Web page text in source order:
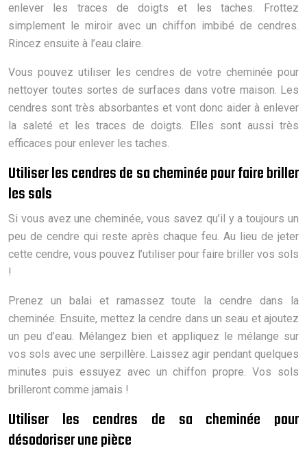
enlever les traces de doigts et les taches. Frottez
simplement le miroir avec un chiffon imbibé de cendres.
Rincez ensuite à l’eau claire.
Vous pouvez utiliser les cendres de votre cheminée pour
nettoyer toutes sortes de surfaces dans votre maison. Les
cendres sont très absorbantes et vont donc aider à enlever
la saleté et les traces de doigts. Elles sont aussi très
efficaces pour enlever les taches.
Utiliser les cendres de sa cheminée pour faire briller
les sols
Si vous avez une cheminée, vous savez qu’il y a toujours un
peu de cendre qui reste après chaque feu. Au lieu de jeter
cette cendre, vous pouvez l’utiliser pour faire briller vos sols
!
Prenez un balai et ramassez toute la cendre dans la
cheminée. Ensuite, mettez la cendre dans un seau et ajoutez
un peu d’eau. Mélangez bien et appliquez le mélange sur
vos sols avec une serpillère. Laissez agir pendant quelques
minutes puis essuyez avec un chiffon propre. Vos sols
brilleront comme jamais !
Utiliser les cendres de sa cheminée pour
désodoriser une pièce